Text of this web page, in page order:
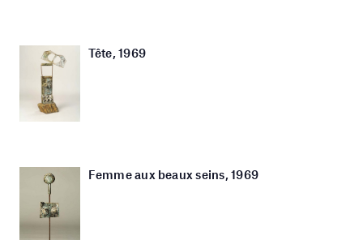
Tête, 1969
Femme aux beaux seins, 1969